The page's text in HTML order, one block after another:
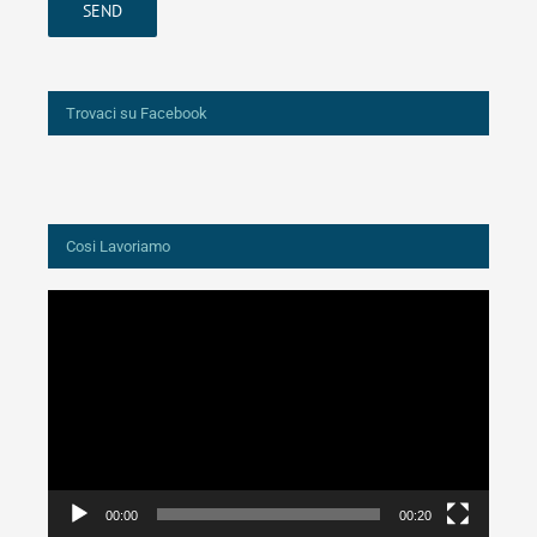
Trovaci su Facebook
Cosi Lavoriamo
00:00 00:20